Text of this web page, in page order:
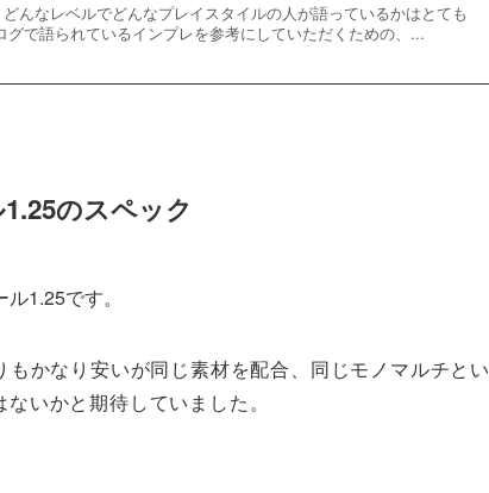
んなレベルでどんなプレイスタイルの人が語っているかはとても
グで語られているインプレを参考にしていただくための、...
のスペック
1.25です。
かなり安いが同じ素材を配合、 同じモノマルチとい
いかと期待していました。